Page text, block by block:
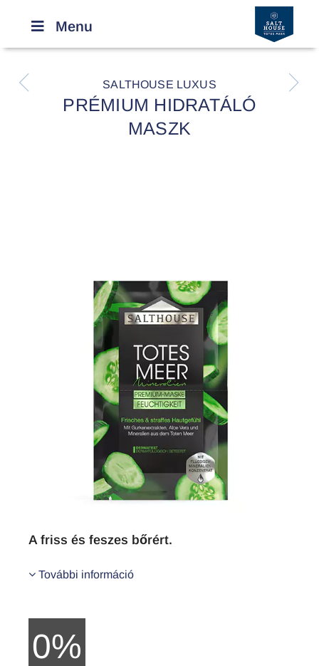
Menu
R r
SALTHOUSE LUXUS
PRÉMIUM HIDRATÁLÓ
MASZK
A friss és feszes bőrért.
További információ
0%